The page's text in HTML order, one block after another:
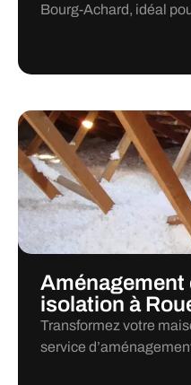
Bourg-Achard, idéal
Aménagement
isolation à
Transformez votre
service